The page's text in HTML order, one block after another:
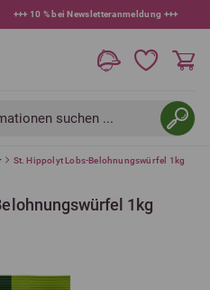
+++
suchen ...
St. Hippolyt Lobs-Belohnungswürfel 1kg
1kg